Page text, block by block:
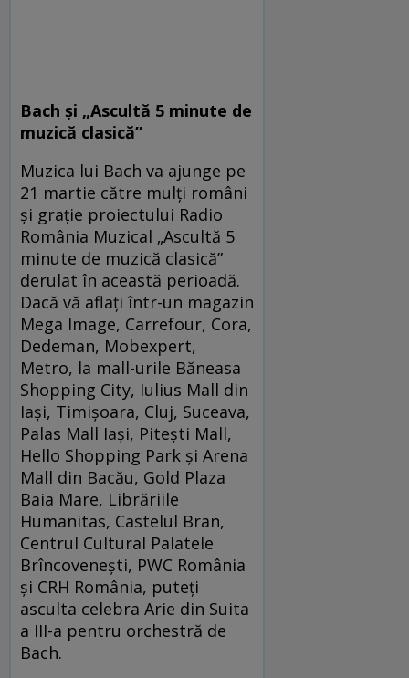
Bach și „Ascultă 5 minute de
muzică clasică”
Muzica lui Bach va ajunge pe
21 martie către mulți români
și grație proiectului Radio
România Muzical „Ascultă 5
minute de muzică clasică”
derulat în această perioadă.
Dacă vă aflați într-un magazin
Mega Image, Carrefour, Cora,
Dedeman, Mobexpert,
Metro, la mall-urile Băneasa
Shopping City, Iulius Mall din
Iaşi, Timişoara, Cluj, Suceava,
Palas Mall Iaşi, Pitești Mall,
Hello Shopping Park și Arena
Mall din Bacău, Gold Plaza
Baia Mare, Librăriile
Humanitas, Castelul Bran,
Centrul Cultural Palatele
Brîncovenești, PWC România
și CRH România, puteți
asculta celebra Arie din Suita
a III-a pentru orchestră de
Bach.